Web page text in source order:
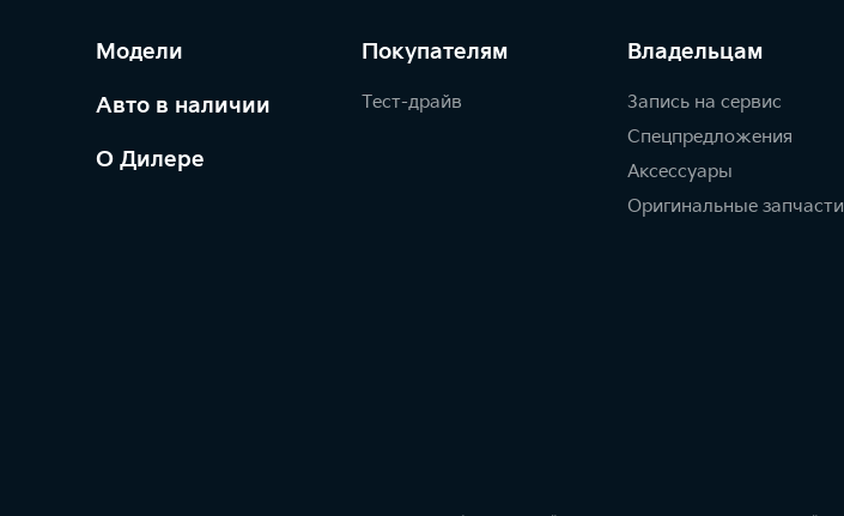
Модели
Авто в наличии
О Дилере
Покупателям
Тест-драйв
Владельцам
Запись на сервис
Спецпредложения
Аксессуары
Оригинальные запчасти